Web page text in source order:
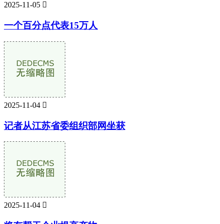
2025-11-05 
一个百分点代表15万人
2025-11-04 
记者从江苏省委组织部网坐获
2025-11-04 